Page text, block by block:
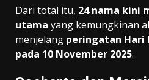
Dari total itu, 24 nama kini
utama yang kemungkinan
menjelang peringatan Hari
pada 10 November 2025.